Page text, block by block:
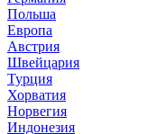
Польша
Европа
Австрия
Швейцария
Турция
Хорватия
Норвегия
Индонезия